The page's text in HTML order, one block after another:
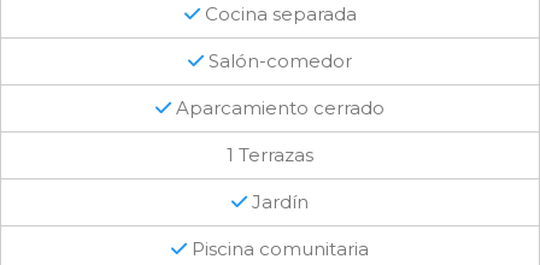
Cocina separada
Salón-comedor
Aparcamiento cerrado
1 Terrazas
Jardín
Piscina comunitaria